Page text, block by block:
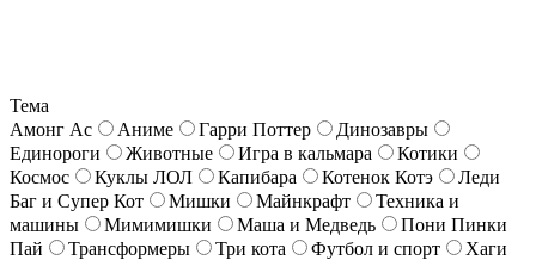
Тема
Амонг Ас
Аниме Гарри Поттер
Динозавры
Единороги
Животные Игра в кальмара
Котики
Космос
Куклы ЛОЛ Капибара Котенок Котэ
Леди
Баг и Супер Кот
Мишки Майнкрафт
Техника и
машины
Мимимишки Маша и Медведь
Пони Пинки
Пай
Трансформеры Три кота Футбол и спорт
Хаги